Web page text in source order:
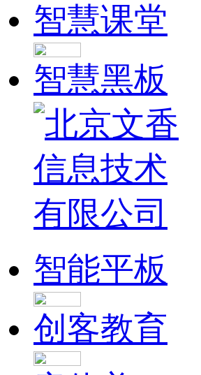
智慧课堂
智慧黑板
智能平板
创客教育